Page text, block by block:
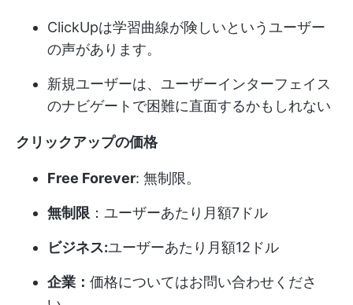
ClickUpは学習曲線が険しいというユーザー
の声があります。
新規ユーザーは、ユーザーインターフェイス
のナビゲートで困難に直面するかもしれない
クリックアップの価格
Free Forever: 無制限。
無制限 ：ユーザーあたり月額7ドル
ビジネス:ユーザーあたり月額12ドル
企業： 価格についてはお問い合わせくださ